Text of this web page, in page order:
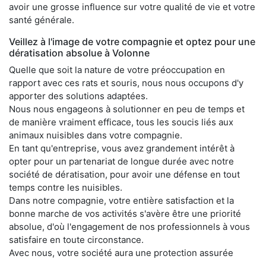
avoir une grosse influence sur votre qualité de vie et votre
santé générale.
Veillez à l'image de votre compagnie et optez pour une
dératisation absolue à Volonne
Quelle que soit la nature de votre préoccupation en
rapport avec ces rats et souris, nous nous occupons d'y
apporter des solutions adaptées.
Nous nous engageons à solutionner en peu de temps et
de manière vraiment efficace, tous les soucis liés aux
animaux nuisibles dans votre compagnie.
En tant qu'entreprise, vous avez grandement intérêt à
opter pour un partenariat de longue durée avec notre
société de dératisation, pour avoir une défense en tout
temps contre les nuisibles.
Dans notre compagnie, votre entière satisfaction et la
bonne marche de vos activités s'avère être une priorité
absolue, d'où l'engagement de nos professionnels à vous
satisfaire en toute circonstance.
Avec nous, votre société aura une protection assurée